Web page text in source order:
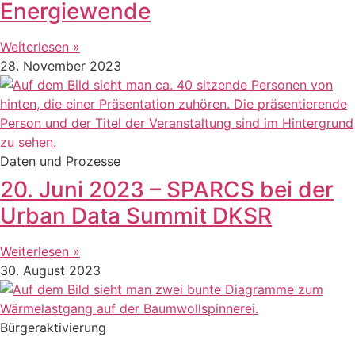
Energiewende
Weiterlesen »
28. November 2023
Daten und Prozesse
20. Juni 2023 – SPARCS bei der
Urban Data Summit DKSR
Weiterlesen »
30. August 2023
Bürgeraktivierung